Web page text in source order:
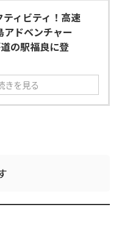
ィビティ！高速
ドベンチャー
の駅福良に登
きを見る